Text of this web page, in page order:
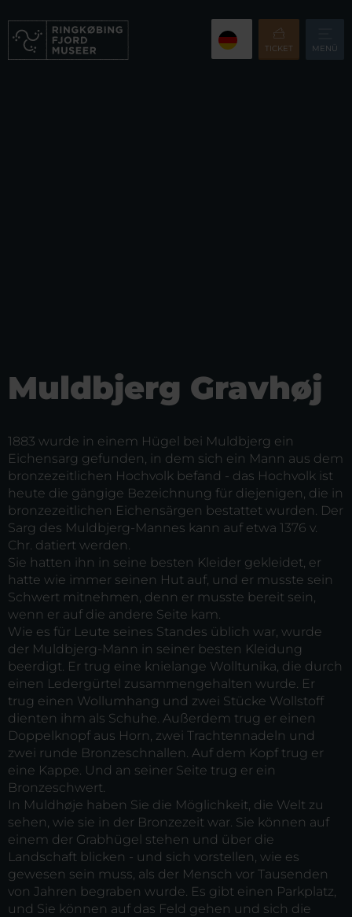
TICKET MENÜ
Muldbjerg Gravhøj
1883 wurde in einem Hügel bei Muldbjerg ein
Eichensarg gefunden, in dem sich ein Mann aus dem
bronzezeitlichen Hochvolk befand - das Hochvolk ist
heute die gängige Bezeichnung für diejenigen, die in
bronzezeitlichen Eichensärgen bestattet wurden. Der
Sarg des Muldbjerg-Mannes kann auf etwa 1376 v.
Chr. datiert werden.
Sie hatten ihn in seine besten Kleider gekleidet, er
hatte wie immer seinen Hut auf, und er musste sein
Schwert mitnehmen, denn er musste bereit sein,
wenn er auf die andere Seite kam.
Wie es für Leute seines Standes üblich war, wurde
der Muldbjerg-Mann in seiner besten Kleidung
beerdigt. Er trug eine knielange Wolltunika, die durch
einen Ledergürtel zusammengehalten wurde. Er
trug einen Wollumhang und zwei Stücke Wollstoff
dienten ihm als Schuhe. Außerdem trug er einen
Doppelknopf aus Horn, zwei Trachtennadeln und
zwei runde Bronzeschnallen. Auf dem Kopf trug er
eine Kappe. Und an seiner Seite trug er ein
Bronzeschwert.
In Muldhøje haben Sie die Möglichkeit, die Welt zu
sehen, wie sie in der Bronzezeit war. Sie können auf
einem der Grabhügel stehen und über die
Landschaft blicken - und sich vorstellen, wie es
gewesen sein muss, als der Mensch vor Tausenden
von Jahren begraben wurde. Es gibt einen Parkplatz,
und Sie können auf das Feld gehen und sich die